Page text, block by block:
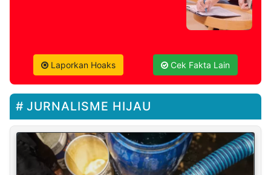
Laporkan Hoaks Cek Fakta Lain
JURNALISME HIJAU